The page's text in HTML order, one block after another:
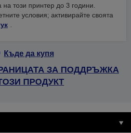
този принтер до 3 години.
условия; активирайте своята
Къде да купя
ЗА ПОДДРЪЖКА
ПРОДУКТ